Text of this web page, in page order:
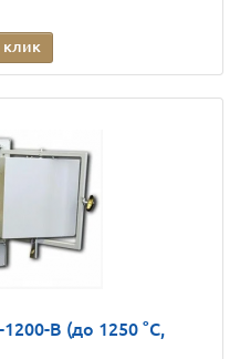
клик
В (до 1250 °С,